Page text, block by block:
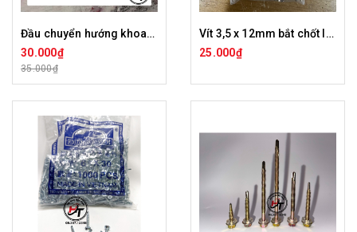
Đầu chuyển hướng khoan bắt vít góc hẹp chân lục giác cho máy khoan DCHBV
30.000₫
35.000₫
Vít 3,5 x 12mm bắt chốt liên kết âm tự do
25.000₫